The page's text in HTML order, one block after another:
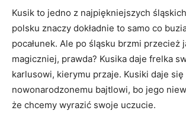
Kusik to jedno z najpiękniejszych śląskich
polsku znaczy dokładnie to samo co
pocałunek. Ale po śląsku brzmi przecież
magiczniej, prawda? Kusika daje frelka
karlusowi, kierymu przaje. Kusiki daje się
nowonarodzonemu bajtlowi, bo jego
że chcemy wyrazić swoje uczucie.